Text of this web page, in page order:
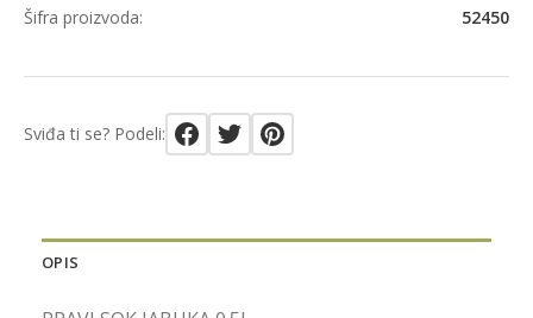
Šifra proizvoda: 52450
Sviđa ti se? Podeli:
OPIS